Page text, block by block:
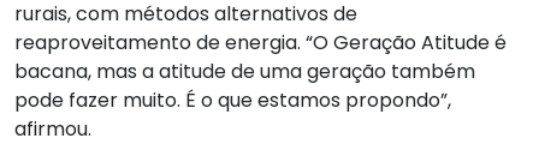
rurais, com métodos alternativos de
reaproveitamento de energia. “O Geração Atitude é
bacana, mas a atitude de uma geração também
pode fazer muito. É o que estamos propondo”,
afirmou.